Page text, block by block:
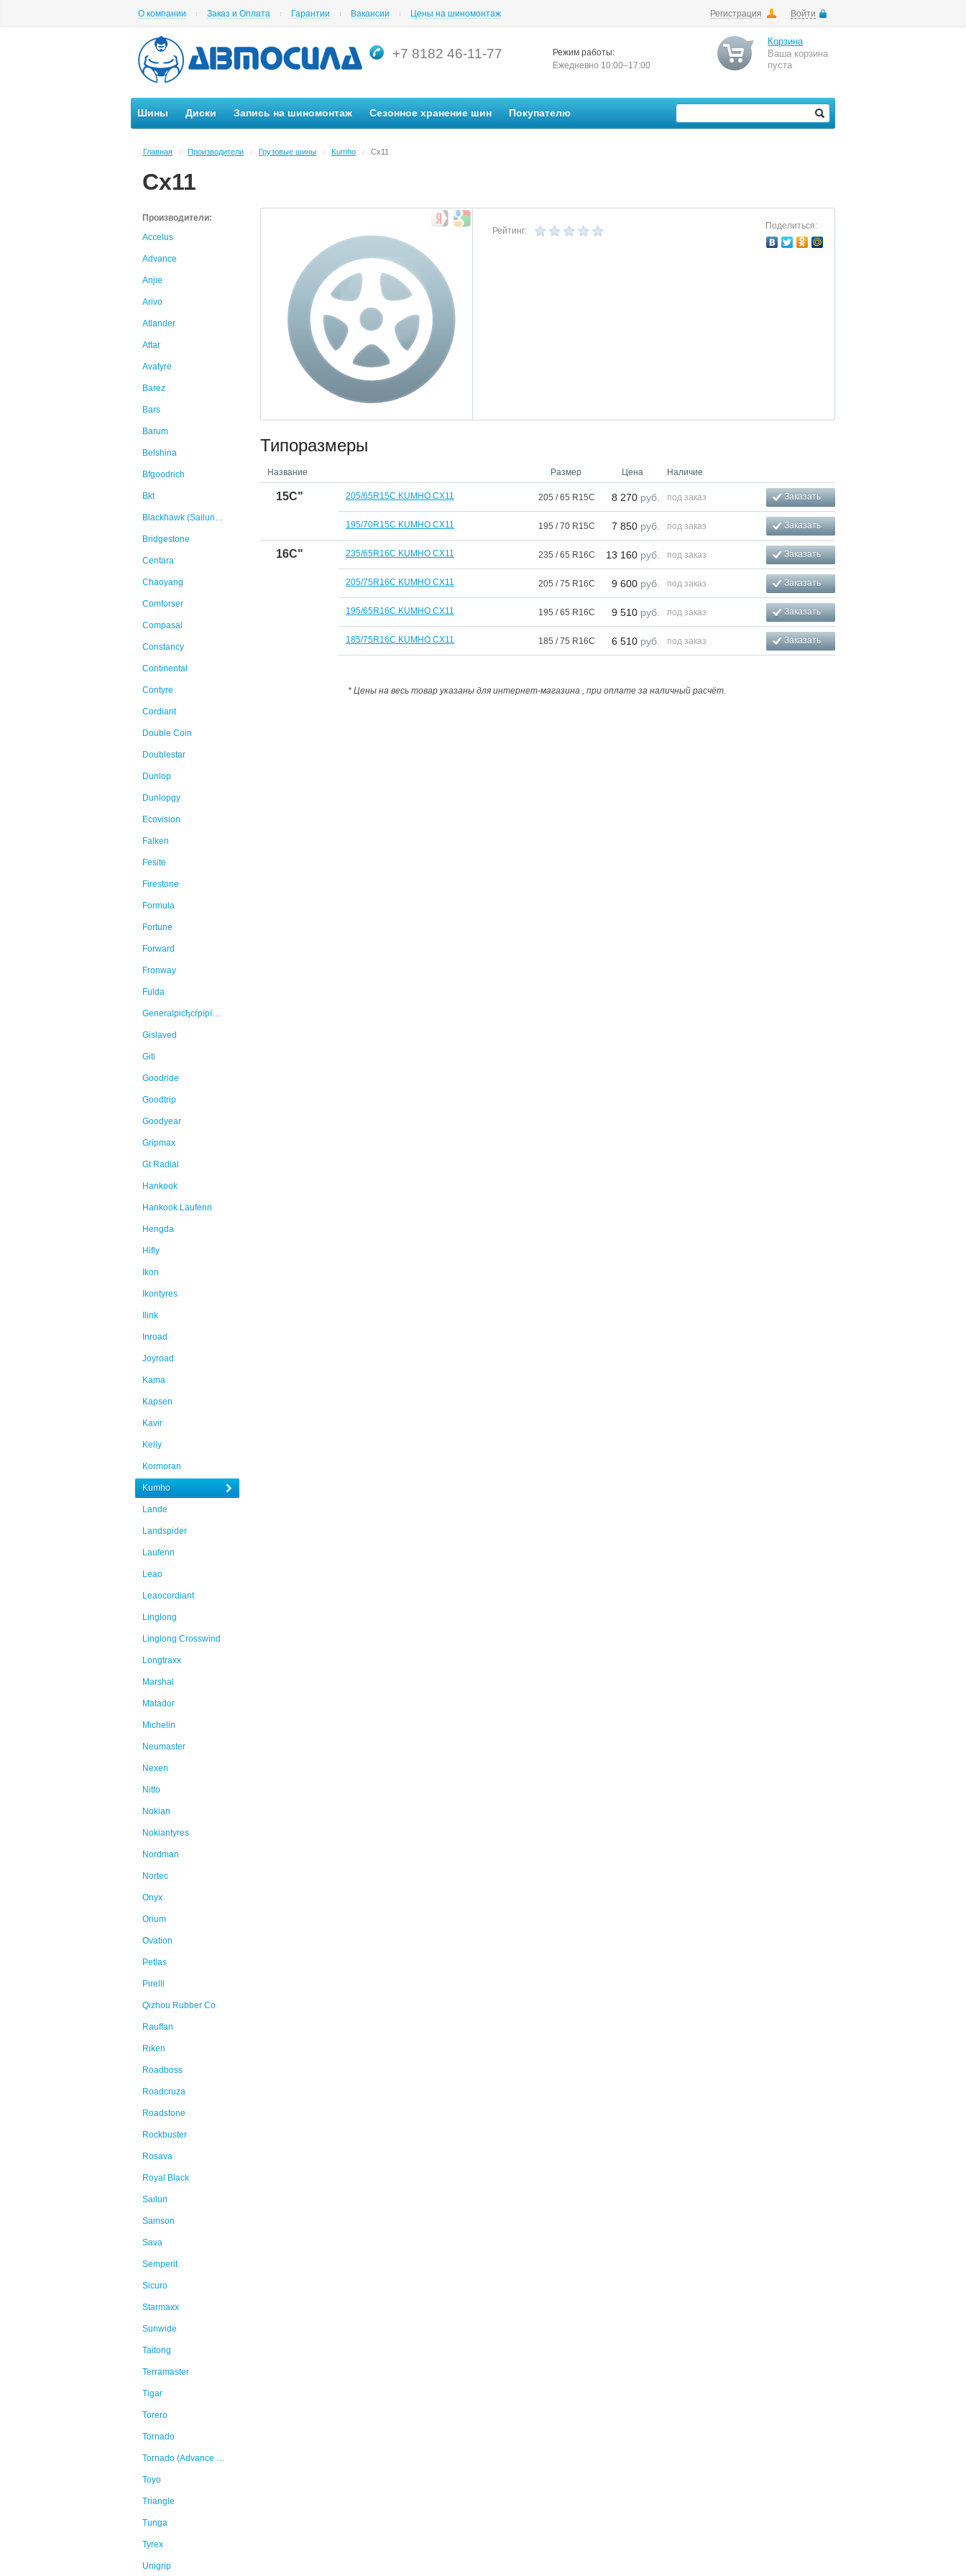
Регистрация Войти
О компании Заказ и Оплата Гарантии Вакансии Цены на шиномонтаж
+7 8182 46-11-77
Режим работы:
Ежедневно 10:00–17:00
Корзина
Ваша корзина
пуста
Шины Диски Запись на шиномонтаж Сезонное хранение шин Покупателю
Главная / Производители / Грузовые шины / Kumho / Cx11
Cx11
Производители:
Accelus
Advance
Anjie
Arivo
Atlander
Attar
Avatyre
Barez
Bars
Barum
Belshina
Bfgoodrich
Bkt
Blackhawk (Sailun Group Co., Ltd)
Bridgestone
Centara
Chaoyang
Comforser
Compasal
Constancy
Continental
Contyre
Cordiant
Double Coin
Doublestar
Dunlop
Dunlopgy
Ecovision
Falken
Fesite
Firestone
Formula
Fortune
Forward
Fronway
Fulda
Generalрісђсѓрїрїр°Continental
Gislaved
Giti
Goodride
Goodtrip
Goodyear
Gripmax
Gt Radial
Hankook
Hankook Laufenn
Hengda
Hifly
Ikon
Ikontyres
Ilink
Inroad
Joyroad
Kama
Kapsen
Kavir
Kelly
Kormoran
Kumho
Lande
Landspider
Laufenn
Leao
Leaocordiant
Linglong
Linglong Crosswind
Longtraxx
Marshal
Matador
Michelin
Neumaster
Nexen
Nitto
Nokian
Nokiantyres
Nordman
Nortec
Onyx
Orium
Ovation
Petlas
Pirelli
Qizhou Rubber Co
Rauffan
Riken
Roadboss
Roadcruza
Roadstone
Rockbuster
Rosava
Royal Black
Sailun
Samson
Sava
Semperit
Sicuro
Starmaxx
Sunwide
Taitong
Terramaster
Tigar
Torero
Tornado
Tornado (Advance Holdings)
Toyo
Triangle
Tunga
Tyrex
Unigrip
Рейтинг: Поделиться:
Типоразмеры
Название Размер Цена Наличие
15C" 205/65R15C KUMHO CX11 205 / 65 R15C 8 270 руб. под заказ Заказать
195/70R15C KUMHO CX11 195 / 70 R15C 7 850 руб. под заказ Заказать
16C" 235/65R16C KUMHO CX11 235 / 65 R16C 13 160 руб. под заказ Заказать
205/75R16C KUMHO CX11 205 / 75 R16C 9 600 руб. под заказ Заказать
195/65R16C KUMHO CX11 195 / 65 R16C 9 510 руб. под заказ Заказать
185/75R16C KUMHO CX11 185 / 75 R16C 6 510 руб. под заказ Заказать
* Цены на весь товар указаны для интернет-магазина , при оплате за наличный расчёт.